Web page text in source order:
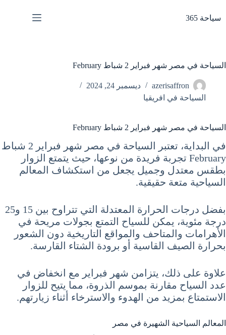
المحتوى
سياحة 365
السياحة في مصر شهر فبراير 2 شباط February
azerisaffron
ديسمبر 24, 2024
السياحة في افريقيا
السياحة في مصر شهر فبراير 2 شباط February
في البداية، تعتبر السياحة في مصر شهر فبراير 2 شباط
February تجربة فريدة من نوعها، حيث يتمتع الزوار
بطقس معتدل وجميل يجعل من استكشاف المعالم
السياحية متعة حقيقية.
بفضل درجات الحرارة المعتدلة التي تتراوح بين 15 و25
درجة مئوية، يمكن للسياح التمتع بجولات مريحة في
الأهرامات والمتاحف والمواقع التاريخية دون الشعور
بحرارة الصيف القاسية أو برودة الشتاء القارسة.
علاوة على ذلك، يتزامن شهر فبراير مع انخفاض في
عدد السياح مقارنة بموسم الذروة، مما يتيح للزوار
الاستمتاع بمزيد من الهدوء والاسترخاء أثناء زيارتهم.
المعالم السياحية الشهيرة في مصر